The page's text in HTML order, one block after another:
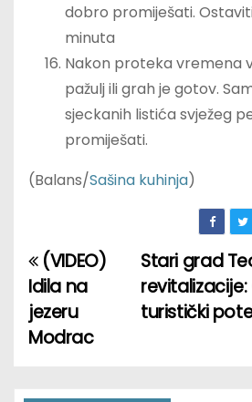
dobro promiješati.
minuta
Nakon proteka vremena
pažulj ili grah je gotov.
sjeckanih listića svježeg
promiješati.
(Balans/Sašina kuhinja)
P
o
s
Stari grad
turistički
(VIDEO)
Idila na
jezeru
Modrac